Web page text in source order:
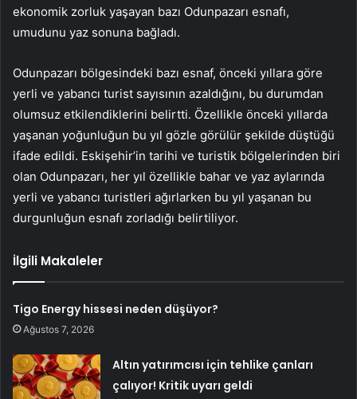
ekonomik zorluk yaşayan bazı Odunpazarı esnafı,
umudunu yaz sonuna bağladı.
Odunpazarı bölgesindeki bazı esnaf, önceki yıllara göre
yerli ve yabancı turist sayısının azaldığını, bu durumdan
olumsuz etkilendiklerini belirtti. Özellikle önceki yıllarda
yaşanan yoğunluğun bu yıl gözle görülür şekilde düştüğü
ifade edildi. Eskişehir’in tarihi ve turistik bölgelerinden biri
olan Odunpazarı, her yıl özellikle bahar ve yaz aylarında
yerli ve yabancı turistleri ağırlarken bu yıl yaşanan bu
durgunluğun esnafı zorladığı belirtiliyor.
İlgili Makaleler
Tigo Energy hissesi neden düşüyor?
Ağustos 7, 2026
Altın yatırımcısı için tehlike çanları
çalıyor! Kritik uyarı geldi